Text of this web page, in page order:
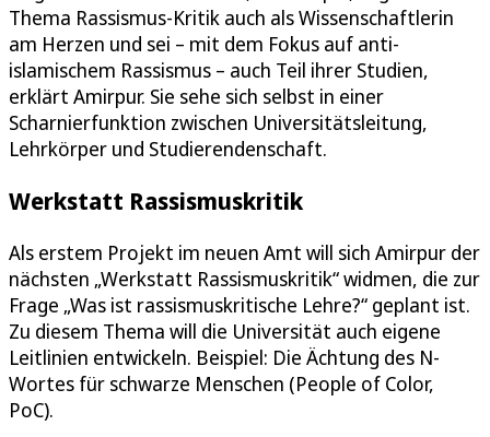
Thema Rassismus-Kritik auch als Wissenschaftlerin
am Herzen und sei – mit dem Fokus auf anti-
islamischem Rassismus – auch Teil ihrer Studien,
erklärt Amirpur. Sie sehe sich selbst in einer
Scharnierfunktion zwischen Universitätsleitung,
Lehrkörper und Studierendenschaft.
Werkstatt Rassismuskritik
Als erstem Projekt im neuen Amt will sich Amirpur der
nächsten „Werkstatt Rassismuskritik“ widmen, die zur
Frage „Was ist rassismuskritische Lehre?“ geplant ist.
Zu diesem Thema will die Universität auch eigene
Leitlinien entwickeln. Beispiel: Die Ächtung des N-
Wortes für schwarze Menschen (People of Color,
PoC).